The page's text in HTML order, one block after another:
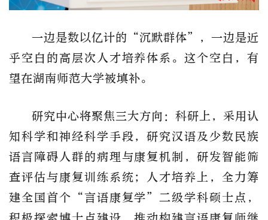
一边是数以亿计的 “沉默群体”，一边是近
乎空白的高层次人才培养体系。这个空白， 有
望在湖南师范大学被填补。
研究中心将聚焦三大方向：科研上，采用认
知科学和神经科学手段，研究汉语及少数民族
语言障碍人群的病理与康复机制，研发智能筛
查评估与康复训练系统；人才培养上， 全力筹
建全国首个 “言语康复学”二级学科硕士点，